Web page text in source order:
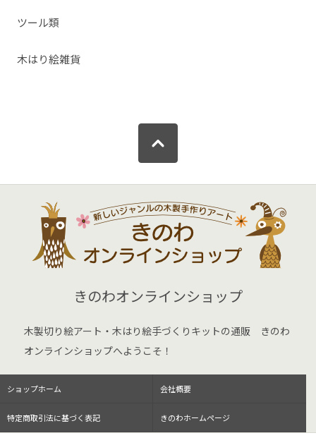
ツール類
木はり絵雑貨
きのわオンラインショップ
木製切り絵アート・木はり絵手づくりキットの通販 きのわ
オンラインショップへようこそ！
ショップホーム 会社概要
特定商取引法に基づく表記 きのわホームページ